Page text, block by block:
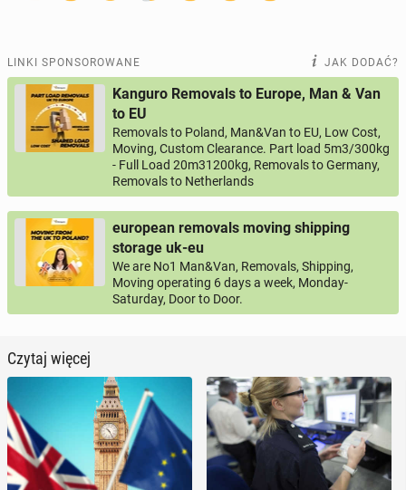
LINKI SPONSOROWANE JAK DODAĆ?
Kanguro Removals to Europe, Man & Van
to EU
Removals to Poland, Man&Van to EU, Low Cost,
Moving, Custom Clearance. Part load 5m3/300kg
- Full Load 20m31200kg, Removals to Germany,
Removals to Netherlands
european removals moving shipping
storage uk-eu
We are No1 Man&Van, Removals, Shipping,
Moving operating 6 days a week, Monday-
Saturday, Door to Door.
Czytaj więcej